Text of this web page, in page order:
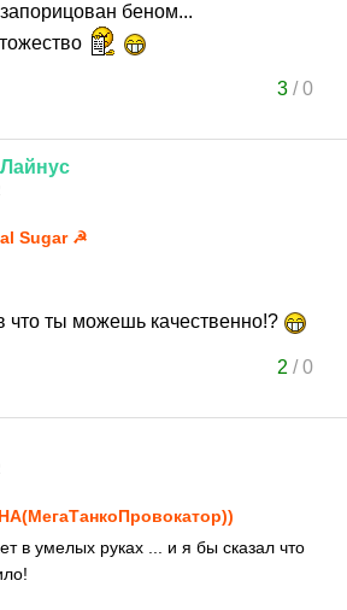
беном...
3/0
Лайнус
Sugar ☭
что ты можешь качественно!?
2 /0
в умелых руках ... и я бы сказал что